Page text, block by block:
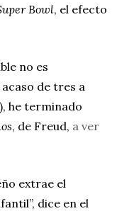
Bowl, el efecto
no es
de tres a
he terminado
, de Freud, a ver
extrae el
dice en el